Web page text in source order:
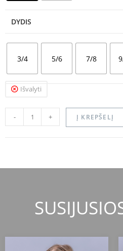
DYDIS
3/4 5/6 7/8
Išvalyti
- + Į KREPŠELĮ